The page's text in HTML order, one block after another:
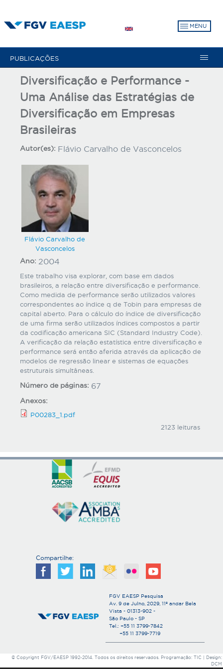
para
MENU
PUBLICAÇÕES
Diversificação e Performance -
Uma Análise das Estratégias de
Diversificação em Empresas
Brasileiras
Autor(es): Flávio Carvalho de Vasconcelos
Flávio Carvalho de
Vasconcelos
Ano: 2004
Este trabalho visa explorar, com base em dados
brasileiros, a relação entre diversificação e performance.
Como medida de performance serão utilizados valores
correspondentes ao índice q de Tobin para empresas de
capital aberto. Para o cálculo do índice de diversificação
de uma firma serão utilizados índices compostos a partir
da codificação americana SIC (Standard Industry Code).
A verificação da relação estatística entre diversificação e
performance será então aferida através da aplicação de
modelos de regressão linear e sistemas de equações
estruturais simultâneas.
Número de páginas: 67
Anexos:
P00283_1.pdf
2123 leituras
Compartilhe:
FGV EAESP Pesquisa
Av. 9 de Julho, 2029, 11º andar Bela
Vista - 01313-902 -
São Paulo - SP
Tel.: +55 11 3799-7842
+55 11 3799-7719
© Copyright FGV/EAESP 1992-2014. Todos os direitos reservados. Programação: TIC | Design:
DCM